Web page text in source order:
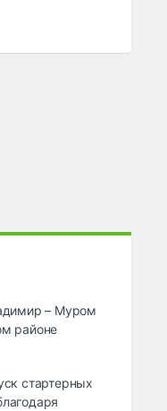
– Муром
районе
стартерных